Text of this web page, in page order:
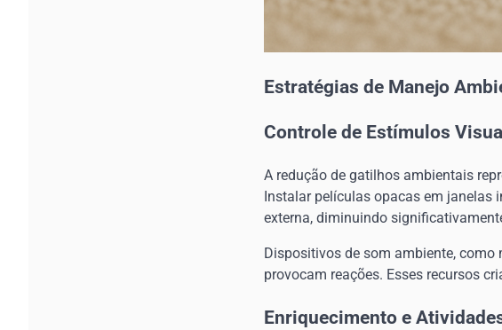
Estratégias de Manejo
Controle de Estímulos
A redução de gatilhos ambientais
Instalar películas opacas em janelas
externa, diminuindo
Dispositivos de som ambiente,
provocam reações. Esses recursos
Enriquecimento e